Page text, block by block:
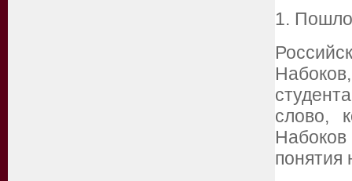
1.
слово,
Набоков
понятия